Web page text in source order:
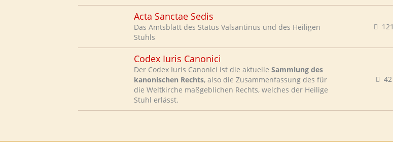
Acta Sanctae Sedis
Das Amtsblatt des Status Valsantinus und des Heiligen
Stuhls
121
Codex Iuris Canonici
Der Codex Iuris Canonici ist die aktuelleSammlung des
kanonischen Rechts, also die Zusammenfassung des für
die Weltkirche maßgeblichen Rechts, welches der Heilige
Stuhl erlässt.
42